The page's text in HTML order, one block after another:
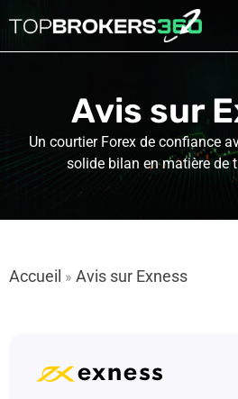
contenu
Avis sur
Un courtier Forex de confiance
solide bilan en matière de
Accueil » Avis sur Exness